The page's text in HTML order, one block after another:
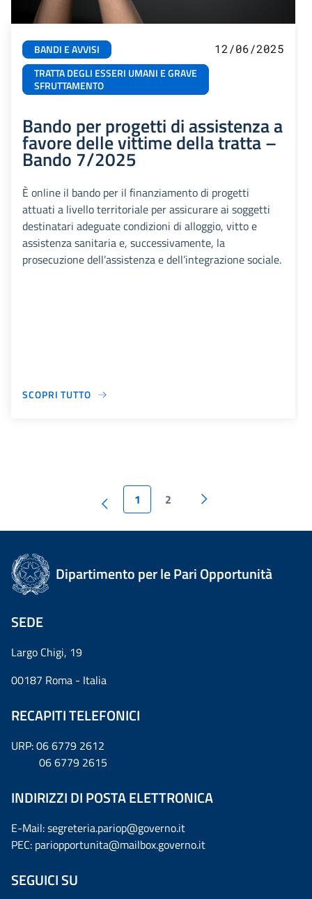
BANDI E AVVISI
TRATTA DEGLI ESSERI UMANI E GRAVE
SFRUTTAMENTO
12/06/2025
Bando per progetti di assistenza a
favore delle vittime della tratta –
Bando 7/2025
È online il bando per il finanziamento di progetti
attuati a livello territoriale per assicurare ai soggetti
destinatari adeguate condizioni di alloggio, vitto e
assistenza sanitaria e, successivamente, la
prosecuzione dell’assistenza e dell’integrazione sociale.
SCOPRI TUTTO
1 2
Dipartimento per le Pari Opportunità
SEDE
Largo Chigi, 19
00187 Roma - Italia
RECAPITI TELEFONICI
URP: 06 6779 2612
06 6779 2615
INDIRIZZI DI POSTA ELETTRONICA
E-Mail: segreteria.pariop@governo.it
PEC: pariopportunita@mailbox.governo.it
SEGUICI SU